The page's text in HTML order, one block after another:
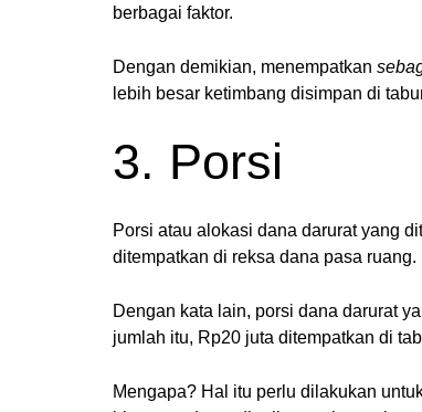
berbagai faktor.
Dengan demikian, menempatkan
lebih besar ketimbang disimpan di
3. Porsi
Porsi atau alokasi dana darurat yang
ditempatkan di reksa dana pasa ruang.
Dengan kata lain, porsi dana darurat
jumlah itu, Rp20 juta ditempatkan di
Mengapa? Hal itu perlu dilakukan